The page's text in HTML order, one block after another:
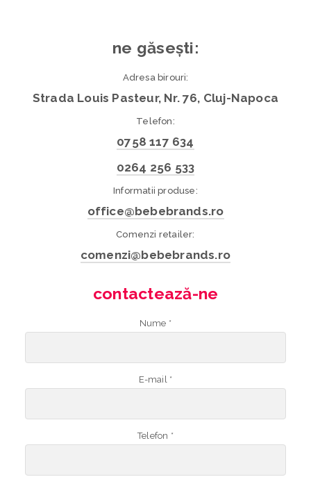
ne găsești:
Adresa birouri:
Strada Louis Pasteur, Nr. 76, Cluj-Napoca
Telefon:
0758 117 634
0264 256 533
Informatii produse:
office@bebebrands.ro
Comenzi retailer:
comenzi@bebebrands.ro
contactează-ne
Nume *
E-mail *
Telefon *